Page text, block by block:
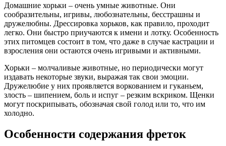
Домашние хорьки – очень умные животные. Они
сообразительны, игривы, любознательны, бесстрашны и
дружелюбны. Дрессировка хорьков, как правило, проходит
легко. Они быстро приучаются к имени и лотку. Особенность
этих питомцев состоит в том, что даже в случае кастрации и
взросления они остаются очень игривыми и активными.
Хорьки – молчаливые животные, но периодически могут
издавать некоторые звуки, выражая так свои эмоции.
Дружелюбие у них проявляется воркованием и гуканьем,
злость – шипением, боль и испуг – резким вскриком. Щенки
могут поскрипывать, обозначая свой голод или то, что им
холодно.
Особенности содержания фреток